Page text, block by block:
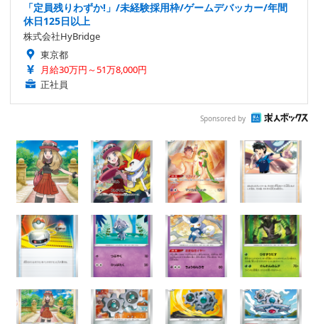
「定員残りわずか!」/未経験採用枠/ゲームデバッカー/年間
休日125日以上
株式会社HyBridge
東京都
月給30万円～51万8,000円
正社員
Sponsored by